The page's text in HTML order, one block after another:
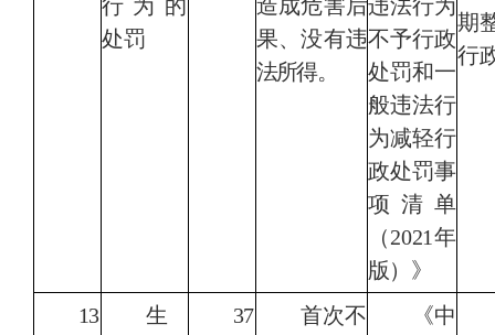
行为的
处罚
造成危害后
果、没有违
法所得。
违法行为
不予行政
处罚和一
般违法行
为减轻行
政处罚事
项清单
（2021年
版）》
期
行
13
生
37
首次不
《中